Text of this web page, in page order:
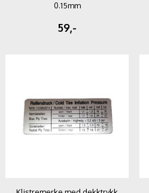
0.15mm
59,-